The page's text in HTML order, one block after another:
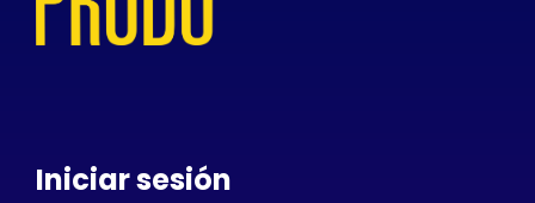
Iniciar sesión